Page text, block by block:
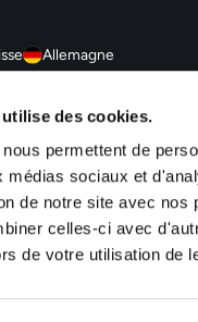
des cookies.
permettent de
médias sociaux et
de notre site avec nos
celles-ci avec
de votre utilisation de
Allemagne
temporaire, de
Molsheim,
en Ile-de-France (Paris).
Gestion des cookiesPlan du